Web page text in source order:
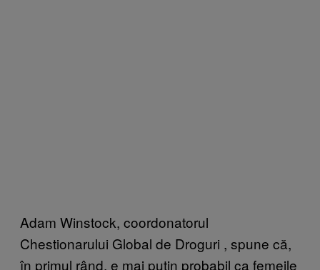
Adam Winstock, coordonatorul
Chestionarului Global de Droguri , spune că,
în primul rând, e mai puțin probabil ca femeile